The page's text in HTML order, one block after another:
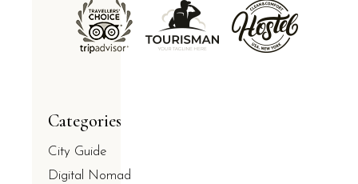
Categories
City Guide
Digital Nomad